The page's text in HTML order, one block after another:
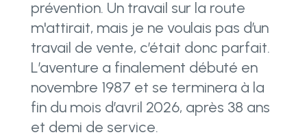
prévention. Un travail sur la route
m'attirait, mais je ne voulais pas d’un
travail de vente, c’était donc parfait.
L’aventure a finalement débuté en
novembre 1987 et se terminera à la
fin du mois d’avril 2026, après 38 ans
et demi de service.